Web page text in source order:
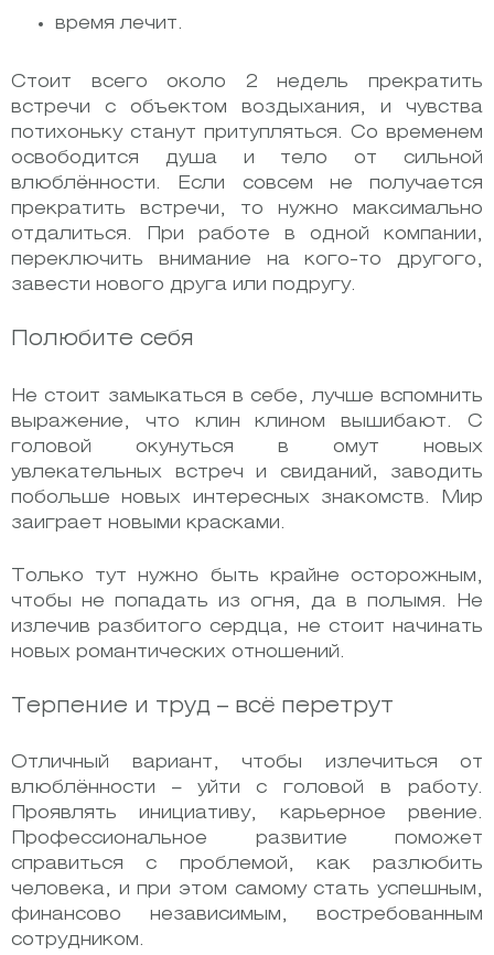
время лечит.
Стоит всего около 2 недель прекратить
встречи с объектом воздыхания, и чувства
потихоньку станут притупляться. Со временем
освободится душа и тело от сильной
влюблённости. Если совсем не получается
прекратить встречи, то нужно максимально
отдалиться. При работе в одной компании,
переключить внимание на кого-то другого,
завести нового друга или подругу.
Полюбите себя
Не стоит замыкаться в себе, лучше вспомнить
выражение, что клин клином вышибают. С
головой окунуться в омут новых
увлекательных встреч и свиданий, заводить
побольше новых интересных знакомств. Мир
заиграет новыми красками.
Только тут нужно быть крайне осторожным,
чтобы не попадать из огня, да в полымя. Не
излечив разбитого сердца, не стоит начинать
новых романтических отношений.
Терпение и труд – всё перетрут
Отличный вариант, чтобы излечиться от
влюблённости – уйти с головой в работу.
Проявлять инициативу, карьерное рвение.
Профессиональное развитие поможет
справиться с проблемой, как разлюбить
человека, и при этом самому стать успешным,
финансово независимым, востребованным
сотрудником.